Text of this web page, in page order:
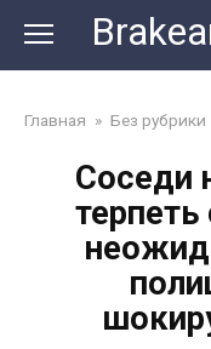
content
Главная » Без рубрики
Соседи